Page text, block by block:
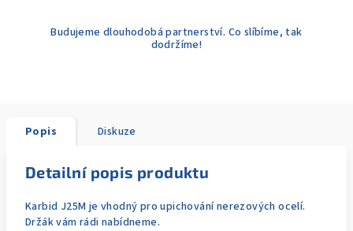
Budujeme dlouhodobá partnerství. Co slíbíme, tak
dodržíme!
Popis Diskuze
Detailní popis produktu
Karbid J25M je vhodný pro upichování nerezových ocelí.
Držák vám rádi nabídneme.